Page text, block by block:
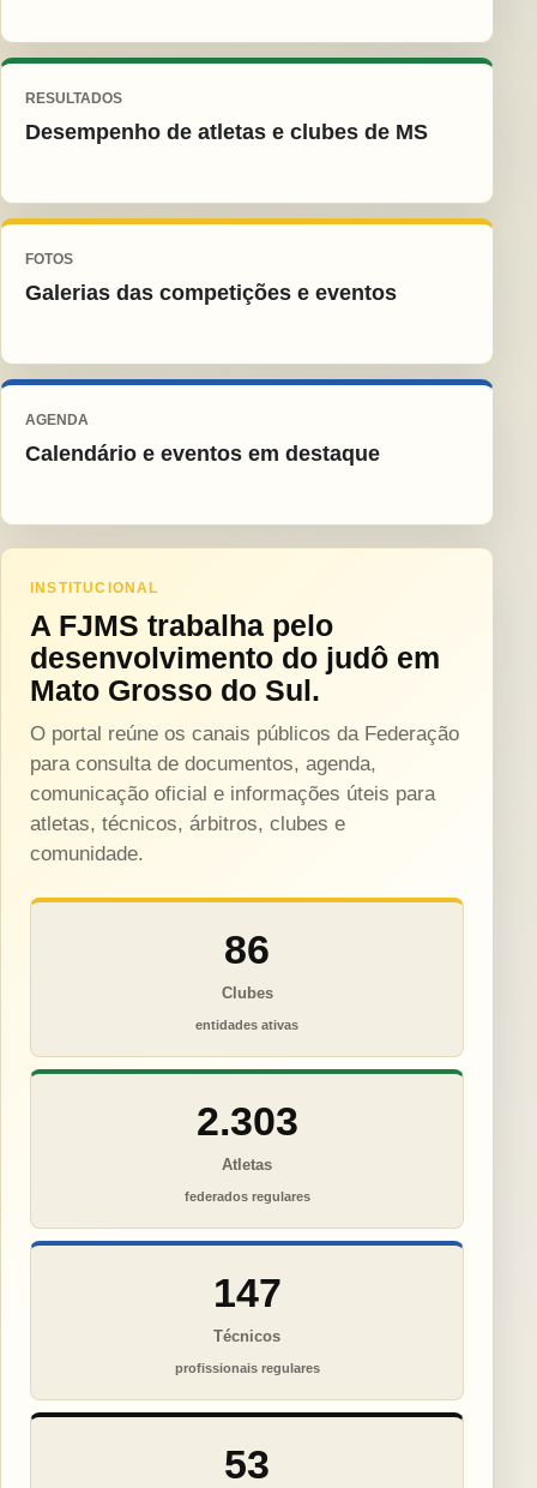
RESULTADOS
Desempenho de atletas e clubes de MS
FOTOS
Galerias das competições e eventos
AGENDA
Calendário e eventos em destaque
INSTITUCIONAL
A FJMS trabalha pelo
desenvolvimento do judô em
Mato Grosso do Sul.
O portal reúne os canais públicos da Federação
para consulta de documentos, agenda,
comunicação oficial e informações úteis para
atletas, técnicos, árbitros, clubes e
comunidade.
86
Clubes
entidades ativas
2.303
Atletas
federados regulares
147
Técnicos
profissionais regulares
53